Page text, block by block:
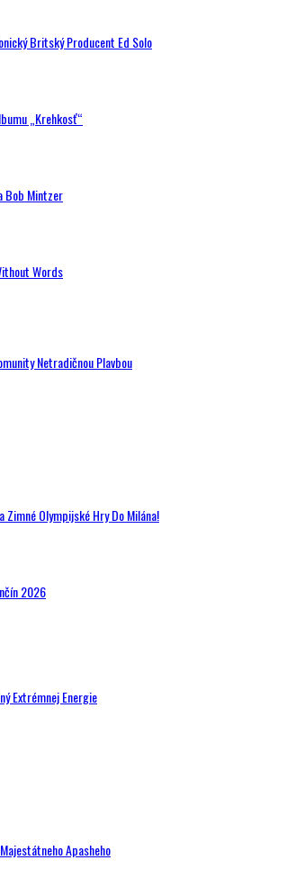
Britský Producent Ed Solo
„Krehkosť“
Bob Mintzer
Words
Netradičnou Plavbou
Zimné Olympijské Hry Do Milána!
2026
Extrémnej Energie
Apasheho